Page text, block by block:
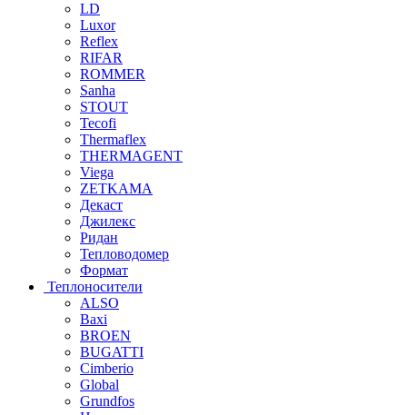
LD
Luxor
Reflex
RIFAR
ROMMER
Sanha
STOUT
Tecofi
Thermaflex
THERMAGENT
Viega
ZETKAMA
Декаст
Джилекс
Ридан
Тепловодомер
Формат
Теплоносители
ALSO
Baxi
BROEN
BUGATTI
Cimberio
Global
Grundfos